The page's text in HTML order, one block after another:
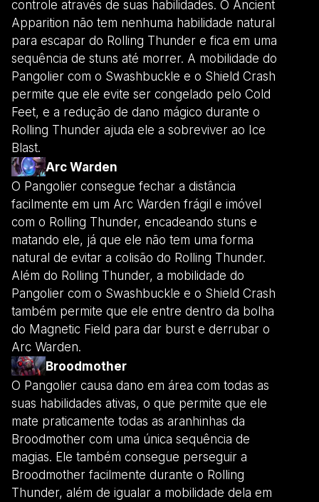
controle através de suas habilidades. O Ancient
Apparition não tem nenhuma habilidade natural
para escapar do Rolling Thunder e fica em uma
sequência de stuns até morrer. A mobilidade do
Pangolier com o Swashbuckle e o Shield Crash
permite que ele evite ser congelado pelo Cold
Feet, e a redução de dano mágico durante o
Rolling Thunder ajuda ele a sobreviver ao Ice
Blast.
Arc Warden
O Pangolier consegue fechar a distância
facilmente em um Arc Warden frágil e imóvel
com o Rolling Thunder, encadeando stuns e
matando ele, já que ele não tem uma forma
natural de evitar a colisão do Rolling Thunder.
Além do Rolling Thunder, a mobilidade do
Pangolier com o Swashbuckle e o Shield Crash
também permite que ele entre dentro da bolha
do Magnetic Field para dar burst e derrubar o
Arc Warden.
Broodmother
O Pangolier causa dano em área com todas as
suas habilidades ativas, o que permite que ele
mate praticamente todas as aranhinhas da
Broodmother com uma única sequência de
magias. Ele também consegue perseguir a
Broodmother facilmente durante o Rolling
Thunder, além de igualar a mobilidade dela em